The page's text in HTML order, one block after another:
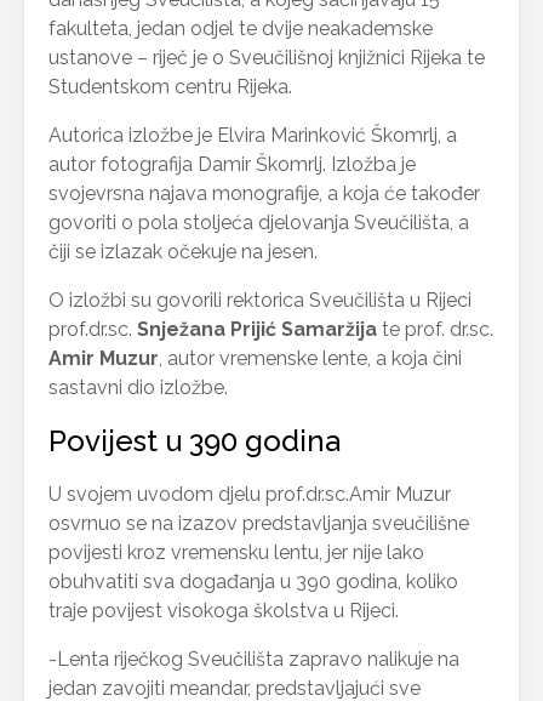
fakulteta, jedan odjel te dvije neakademske
ustanove – riječ je o Sveučilišnoj knjižnici Rijeka te
Studentskom centru Rijeka.
Autorica izložbe je Elvira Marinković Škomrlj, a
autor fotografija Damir Škomrlj. Izložba je
svojevrsna najava monografije, a koja će također
govoriti o pola stoljeća djelovanja Sveučilišta, a
čiji se izlazak očekuje na jesen.
O izložbi su govorili rektorica Sveučilišta u Rijeci
prof.dr.sc. Snježana Prijić Samaržija te prof. dr.sc.
Amir Muzur, autor vremenske lente, a koja čini
sastavni dio izložbe.
Povijest u 390 godina
U svojem uvodom djelu prof.dr.sc.Amir Muzur
osvrnuo se na izazov predstavljanja sveučilišne
povijesti kroz vremensku lentu, jer nije lako
obuhvatiti sva događanja u 390 godina, koliko
traje povijest visokoga školstva u Rijeci.
-Lenta riječkog Sveučilišta zapravo nalikuje na
jedan zavojiti meandar, predstavljajući sve